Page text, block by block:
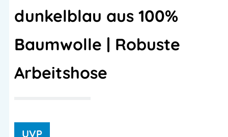
dunkelblau aus 100%
Baumwolle | Robuste
Arbeitshose